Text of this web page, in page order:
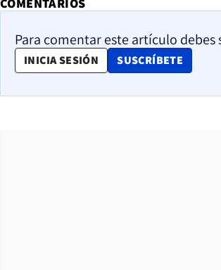
Para comentar este artículo debes
INICIA SESIÓN SUSCRÍBETE
OPENS IN NEW